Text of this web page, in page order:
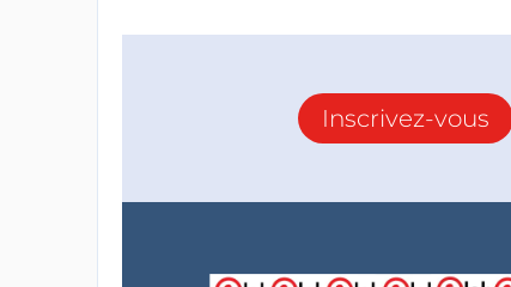
Inscrivez-vous